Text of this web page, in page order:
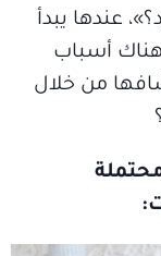
عندها يبدأ
أسباب
من خلال
محتملة